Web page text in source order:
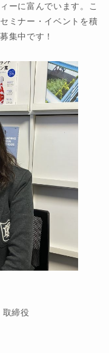
ーに富んでいます。こ
ミナー・イベントを積
集中です！
締役